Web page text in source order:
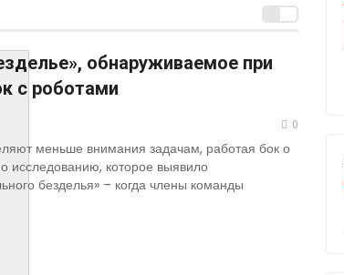
обнаруживаемое при
с роботами
0
меньше внимания задачам, работая бок о
исследованию, которое выявило
безделья» – когда члены команды